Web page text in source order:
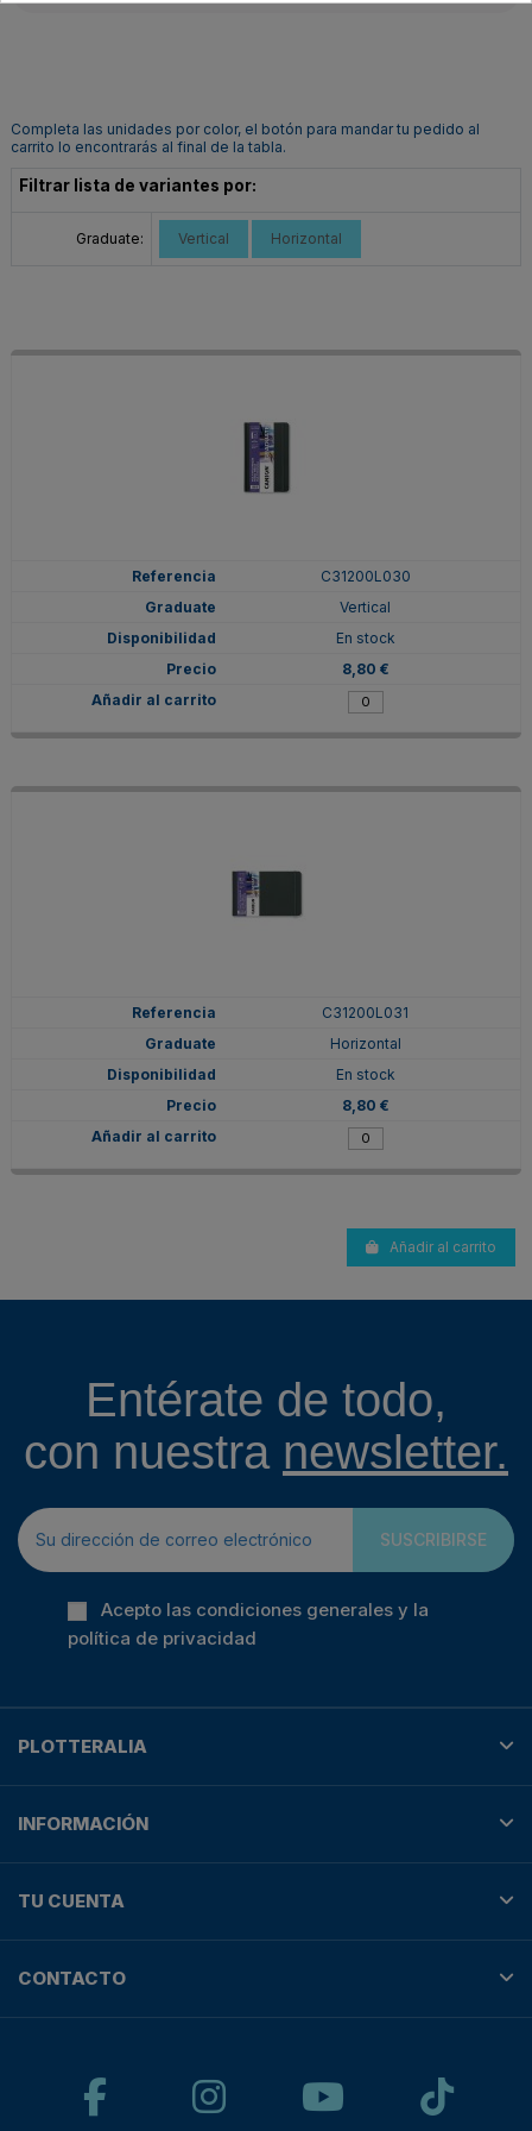
Completa las unidades por color, el botón para mandar tu pedido al
carrito lo encontrarás al final de la tabla.
Filtrar lista de variantes por:
Graduate: Vertical Horizontal
C31200L030
Vertical
En stock
8,80 €
C31200L031
Horizontal
En stock
8,80 €
Añadir al carrito
Entérate de todo,
con nuestra newsletter.
SUSCRIBIRSE
Acepto las condiciones generales y la
política de privacidad
PLOTTERALIA
INFORMACIÓN
TU CUENTA
CONTACTO